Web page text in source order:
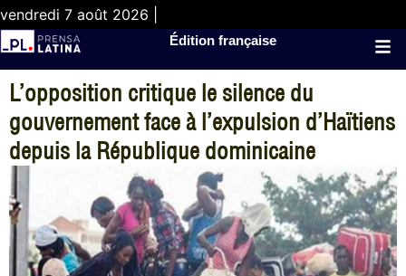
vendredi 7 août 2026 |
Édition française
L’opposition critique le silence du
gouvernement face à l’expulsion d’Haïtiens
depuis la République dominicaine